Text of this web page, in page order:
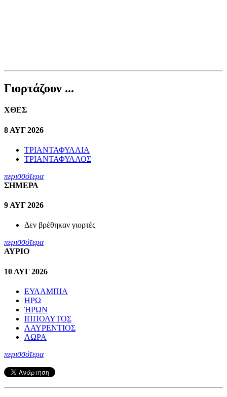
Γιορτάζουν ...
ΧΘΕΣ
8 ΑΥΓ 2026
ΤΡΙΑΝΤΑΦΥΛΛΙΑ
ΤΡΙΑΝΤΑΦΥΛΛΟΣ
περισσότερα
ΣΗΜΕΡΑ
9 ΑΥΓ 2026
Δεν βρέθηκαν γιορτές
περισσότερα
ΑΥΡΙΟ
10 ΑΥΓ 2026
ΕΥΛΑΜΠΙΑ
ΗΡΩ
ΉΡΩΝ
ΙΠΠΟΛΥΤΟΣ
ΛΑΥΡΕΝΤΙΟΣ
ΛΩΡΑ
περισσότερα